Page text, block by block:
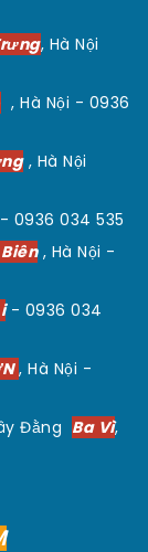
, Hà Nội
, Hà Nội - 0936
, Hà Nội
0936 034 535
, Hà Nội -
- 0936 034
, Hà Nội -
Đằng Ba Vì,